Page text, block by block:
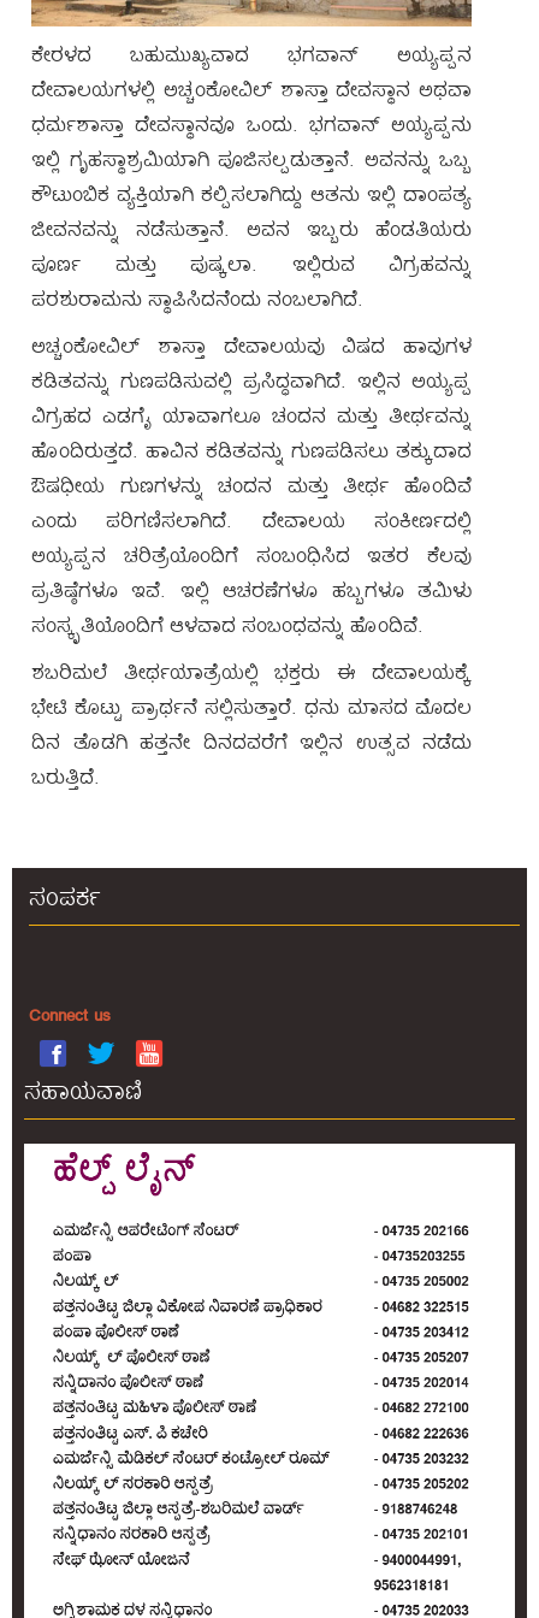
Main
navigation
🏠
ಕುರಿತು
ಪೂಜಾ
ಹೇಗೆ
ತಲಪಬಹುದು
ತೀರ್ಥಯಾತ್ರೆಯ
ಸೌಕರ್ಯಗಳು
ಓನ್
ಲೈನ್
ಬುಕ್ಕಿಂಗ್
ಸಹಾಯವಾಣಿ
ಕೇರಳದ ಬಹುಮುಖ್ಯವಾದ ಭಗವಾನ್ ಅಯ್ಯಪ್ಪನ
ದೇವಾಲಯಗಳಲ್ಲಿ ಅಚ್ಚಂಕೋವಿಲ್ ಶಾಸ್ತಾ ದೇವಸ್ಥಾನ ಅಥವಾ
ಧರ್ಮಶಾಸ್ತಾ ದೇವಸ್ಥಾನವೂ ಒಂದು. ಭಗವಾನ್ ಅಯ್ಯಪ್ಪನು
ಇಲ್ಲಿ ಗೃಹಸ್ಥಾಶ್ರಮಿಯಾಗಿ ಪೂಜಿಸಲ್ಪಡುತ್ತಾನೆ. ಅವನನ್ನು ಒಬ್ಬ
ಕೌಟುಂಬಿಕ ವ್ಯಕ್ತಿಯಾಗಿ ಕಲ್ಪಿಸಲಾಗಿದ್ದು ಆತನು ಇಲ್ಲಿ ದಾಂಪತ್ಯ
ಜೀವನವನ್ನು ನಡೆಸುತ್ತಾನೆ. ಅವನ ಇಬ್ಬರು ಹೆಂಡತಿಯರು
ಪೂರ್ಣ ಮತ್ತು ಪುಷ್ಕಲಾ. ಇಲ್ಲಿರುವ ವಿಗ್ರಹವನ್ನು
ಪರಶುರಾಮನು ಸ್ಥಾಪಿಸಿದನೆಂದು ನಂಬಲಾಗಿದೆ.
ಅಚ್ಚಂಕೋವಿಲ್ ಶಾಸ್ತಾ ದೇವಾಲಯವು ವಿಷದ ಹಾವುಗಳ
ಕಡಿತವನ್ನು ಗುಣಪಡಿಸುವಲ್ಲಿ ಪ್ರಸಿದ್ಧವಾಗಿದೆ. ಇಲ್ಲಿನ ಅಯ್ಯಪ್ಪ
ವಿಗ್ರಹದ ಎಡಗೈ ಯಾವಾಗಲೂ ಚಂದನ ಮತ್ತು ತೀರ್ಥವನ್ನು
ಹೊಂದಿರುತ್ತದೆ. ಹಾವಿನ ಕಡಿತವನ್ನು ಗುಣಪಡಿಸಲು ತಕ್ಕುದಾದ
ಔಷಧೀಯ ಗುಣಗಳನ್ನು ಚಂದನ ಮತ್ತು ತೀರ್ಥ ಹೊಂದಿವೆ
ಎಂದು ಪರಿಗಣಿಸಲಾಗಿದೆ. ದೇವಾಲಯ ಸಂಕೀರ್ಣದಲ್ಲಿ
ಅಯ್ಯಪ್ಪನ ಚರಿತ್ರೆಯೊಂದಿಗೆ ಸಂಬಂಧಿಸಿದ ಇತರ ಕೆಲವು
ಪ್ರತಿಷ್ಠೆಗಳೂ ಇವೆ. ಇಲ್ಲಿ ಆಚರಣೆಗಳೂ ಹಬ್ಬಗಳೂ ತಮಿಳು
ಸಂಸ್ಕೃತಿಯೊಂದಿಗೆ ಆಳವಾದ ಸಂಬಂಧವನ್ನು ಹೊಂದಿವೆ.
ಶಬರಿಮಲೆ ತೀರ್ಥಯಾತ್ರೆಯಲ್ಲಿ ಭಕ್ತರು ಈ ದೇವಾಲಯಕ್ಕೆ
ಭೇಟಿ ಕೊಟ್ಟು ಪ್ರಾರ್ಥನೆ ಸಲ್ಲಿಸುತ್ತಾರೆ. ಧನು ಮಾಸದ ಮೊದಲ
ದಿನ ತೊಡಗಿ ಹತ್ತನೇ ದಿನದವರೆಗೆ ಇಲ್ಲಿನ ಉತ್ಸವ ನಡೆದು
ಬರುತ್ತಿದೆ.
ಸಂಪರ್ಕ
Connect us
ಸಹಾಯವಾಣಿ